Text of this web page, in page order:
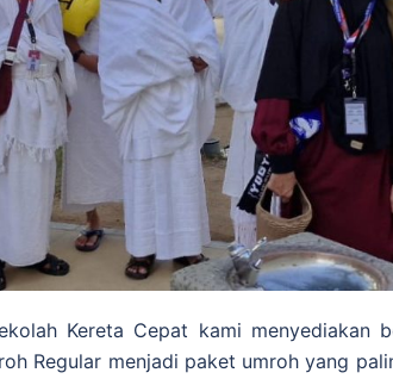
Kereta Cepat kami
Regular menjadi paket umroh yang